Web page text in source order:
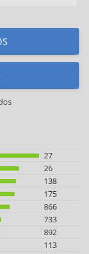
27
26
138
175
866
733
892
113